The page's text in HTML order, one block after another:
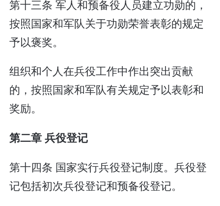
第十三条 军人和预备役人员建立功勋的，
按照国家和军队关于功勋荣誉表彰的规定
予以褒奖。
组织和个人在兵役工作中作出突出贡献
的，按照国家和军队有关规定予以表彰和
奖励。
第二章 兵役登记
第十四条 国家实行兵役登记制度。兵役登
记包括初次兵役登记和预备役登记。